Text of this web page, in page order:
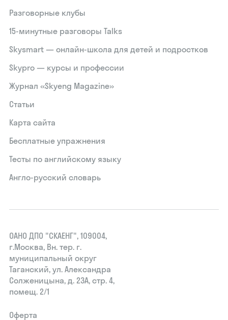
Разговорные клубы
15‑минутные разговоры Talks
Skysmart — онлайн-школа для детей и подростков
Skypro — курсы и профессии
Журнал «Skyeng Magazine»
Статьи
Карта сайта
Бесплатные упражнения
Тесты по английскому языку
Англо-русский словарь
ОАНО ДПО "СКАЕНГ", 109004,
г.Москва, Вн. тер. г.
муниципальный округ
Таганский, ул. Александра
Солженицына, д. 23А, стр. 4,
помещ. 2/1
Оферта